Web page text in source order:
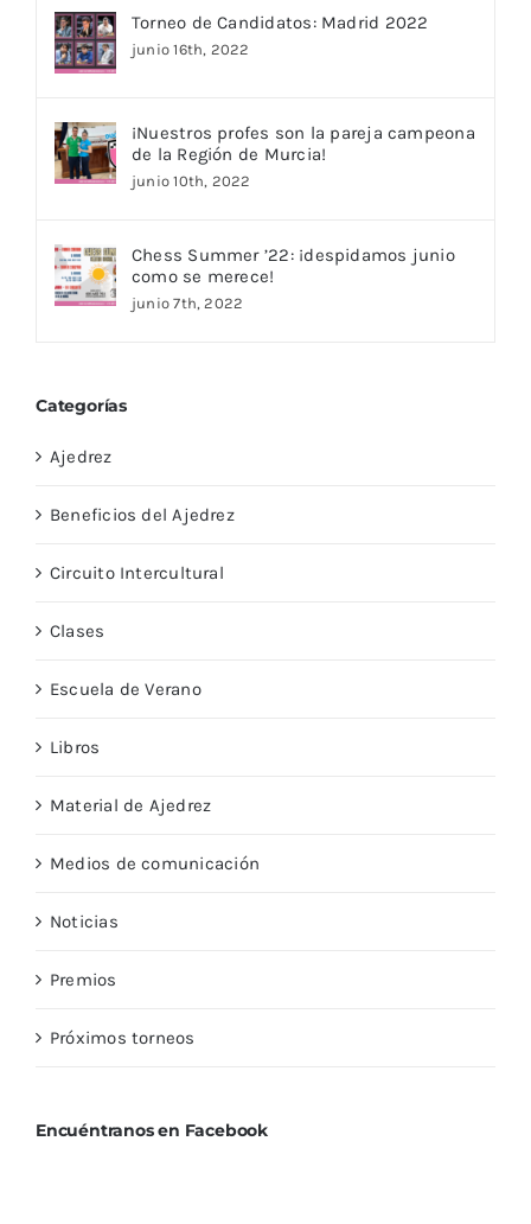
Torneo de Candidatos: Madrid 2022
junio 16th, 2022
¡Nuestros profes son la pareja campeona
de la Región de Murcia!
junio 10th, 2022
Chess Summer ’22: ¡despidamos junio
como se merece!
junio 7th, 2022
Categorías
Ajedrez
Beneficios del Ajedrez
Circuito Intercultural
Clases
Escuela de Verano
Libros
Material de Ajedrez
Medios de comunicación
Noticias
Premios
Próximos torneos
Encuéntranos en Facebook